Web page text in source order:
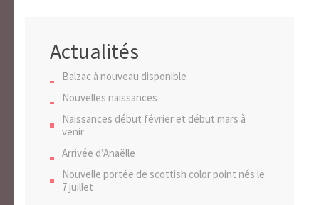
Actualités
Balzac à nouveau disponible
Nouvelles naissances
Naissances début février et début mars à
venir
Arrivée d’Anaëlle
Nouvelle portée de scottish color point nés le
7 juillet